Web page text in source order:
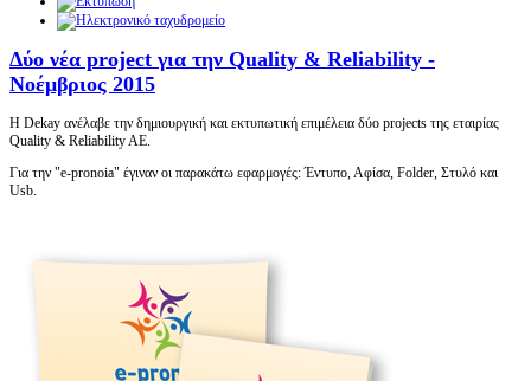
Δύο νέα project για την Quality & Reliability -
Νοέμβριος 2015
Η Dekay ανέλαβε την δημιουργική και εκτυπωτική επιμέλεια δύο projects της εταιρίας
Quality & Reliability AE.
Για την "e-pronoia" έγιναν οι παρακάτω εφαρμογές: Έντυπο, Αφίσα, Folder, Στυλό και
Usb.